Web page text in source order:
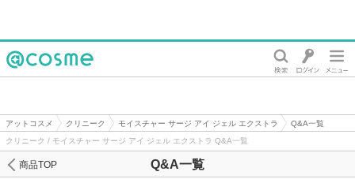
アットコスメ クリニーク モイスチャー サージ アイ ジェル エクストラ
Q&A一覧
クリニーク / モイスチャー サージ アイ ジェル エクストラ Q&A一覧
Q&A一覧
商品TOP